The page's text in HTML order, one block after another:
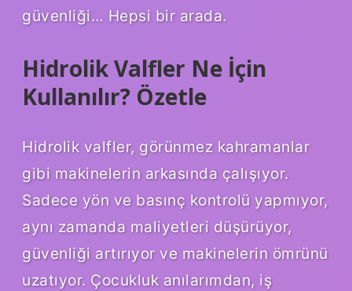
güvenliği… Hepsi bir arada.
Hidrolik Valfler Ne İçin
Kullanılır? Özetle
Hidrolik valfler, görünmez kahramanlar
gibi makinelerin arkasında çalışıyor.
Sadece yön ve basınç kontrolü yapmıyor,
aynı zamanda maliyetleri düşürüyor,
güvenliği artırıyor ve makinelerin ömrünü
uzatıyor. Çocukluk anılarımdan, iş